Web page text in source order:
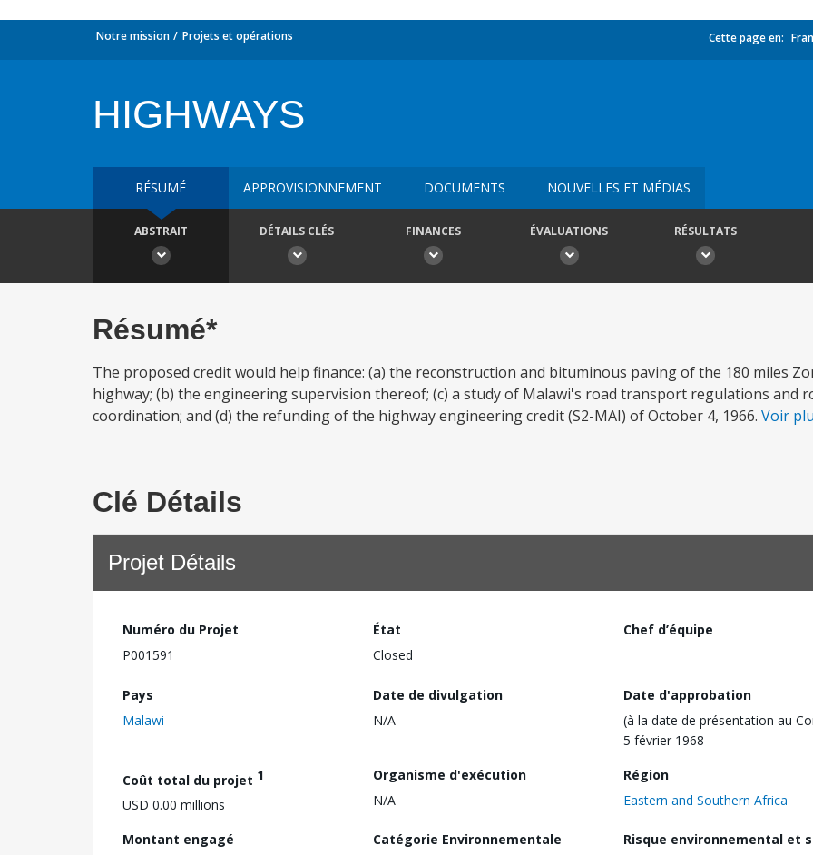
Notre mission Projets et opérations Cette page en:
HIGHWAYS
RÉSUMÉ APPROVISIONNEMENT DOCUMENTS NOUVELLES ET MÉDIAS
ABSTRAIT DÉTAILS CLÉS FINANCES ÉVALUATIONS RÉSULTATS
Résumé*
The proposed credit would help finance: (a) the reconstruction and bituminous paving of the 180 miles
highway; (b) the engineering supervision thereof; (c) a study of Malawi's road transport regulations and
coordination; and (d) the refunding of the highway engineering credit (S2-MAI) of October 4, 1966. Voir
Clé Détails
Projet Détails
Numéro du Projet
P001591
État
Closed
Chef d’équipe
Pays
Malawi
Date de divulgation
N/A
Date d'approbation
(à la date de présentation au
5 février 1968
Coût total du projet 1
USD 0.00 millions
Organisme d'exécution
N/A
Région
Eastern and Southern Africa
Montant engagé
Catégorie Environnementale
Risque environnemental et